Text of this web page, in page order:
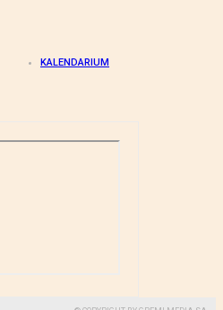
KALENDARIUM